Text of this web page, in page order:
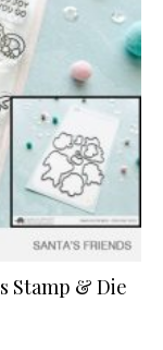
Stamp & Die